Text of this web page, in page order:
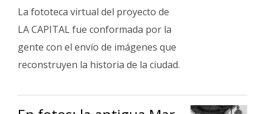
La fototeca virtual del proyecto de
LA CAPITAL fue conformada por la
gente con el envío de imágenes que
reconstruyen la historia de la ciudad.